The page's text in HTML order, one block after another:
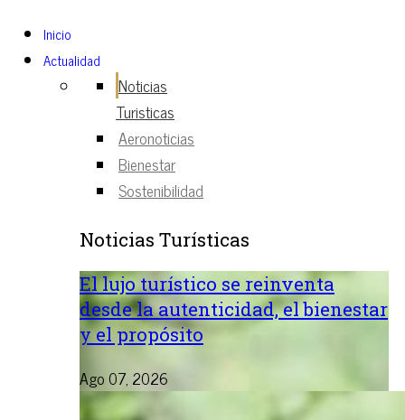
Inicio
Actualidad
Noticias
Turisticas
Aeronoticias
Bienestar
Sostenibilidad
Noticias Turísticas
El lujo turístico se reinventa
desde la autenticidad, el bienestar
y el propósito
Ago 07, 2026